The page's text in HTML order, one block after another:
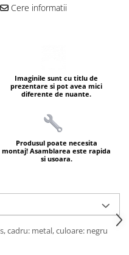
Cere informatii
Imaginile sunt cu titlu de
prezentare si pot avea mici
diferente de nuante.
Produsul poate necesita
montaj! Asamblarea este rapida
si usoara.
cadru: metal, culoare: negru